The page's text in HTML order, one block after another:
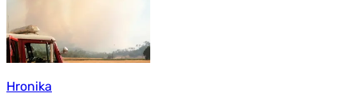
Hronika